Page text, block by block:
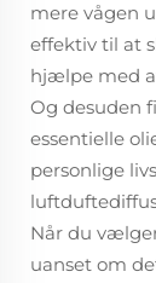
mere vågen
effektiv til at
hjælpe med
Og desuden
essentielle
personlige
Når du
uanset om